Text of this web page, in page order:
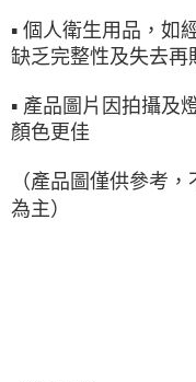
▪ 個人衛生用品，如
缺乏完整性及失去再
▪ 產品圖片因拍攝及
顏色更佳
（產品圖僅供參考
為主）